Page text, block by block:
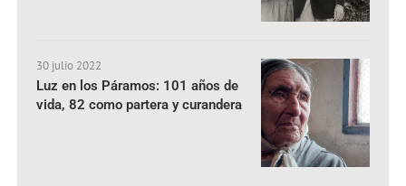
30 julio 2022
Luz en los Páramos: 101 años de
vida, 82 como partera y curandera